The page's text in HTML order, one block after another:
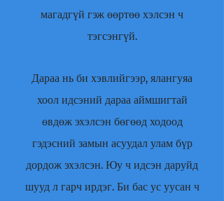
магадгүй гэж өөртөө хэлсэн ч
тэгсэнгүй.
Дараа нь би хэвлийгээр, ялангуяа
хоол идсэний дараа аймшигтай
өвдөж эхэлсэн бөгөөд ходоод
гэдэсний замын асуудал улам бүр
дордож эхэлсэн. Юу ч идсэн даруйд
шууд л гарч ирдэг. Би бас ус уусан ч